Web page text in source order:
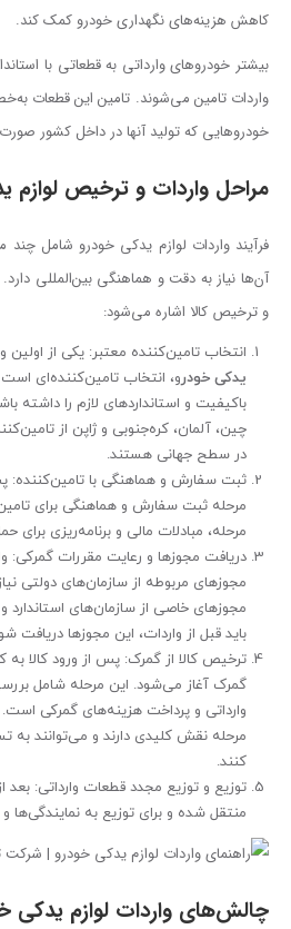
کاهش هزینه‌های نگهداری خودرو کمک کند.
بیشتر خودروهای وارداتی به قطعاتی با
واردات تامین می‌شوند. تامین این قطعات
خودروهایی که تولید آنها در داخل کشور
مراحل واردات و ترخیص لوازم
فرآیند واردات لوازم یدکی خودرو شامل
آن‌ها نیاز به دقت و هماهنگی بین‌المللی
و ترخیص کالا اشاره می‌شود:
انتخاب تامین‌کننده معتبر: یکی از اولین
یدکی خودرو، انتخاب تامین‌کننده‌ای
باکیفیت و استانداردهای لازم را داشته
چین، آلمان، کره‌جنوبی و ژاپن از
در سطح جهانی هستند.
ثبت سفارش و هماهنگی با تامین‌کننده:
مرحله ثبت سفارش و هماهنگی برای
مرحله، مبادلات مالی و برنامه‌ریزی برای
دریافت مجوزها و رعایت مقررات گمرکی:
مجوزهای مربوطه از سازمان‌های دولتی
مجوزهای خاصی از سازمان‌های استاندارد
باید قبل از واردات، این مجوزها دریافت
ترخیص کالا از گمرک: پس از ورود کالا به
گمرک آغاز می‌شود. این مرحله شامل
وارداتی و پرداخت هزینه‌های گمرکی
مرحله نقش کلیدی دارند و می‌توانند به
کنند.
توزیع و توزیع مجدد قطعات وارداتی: بعد
منتقل شده و برای توزیع به نمایندگی‌ها
چالش‌های واردات لوازم یدکی